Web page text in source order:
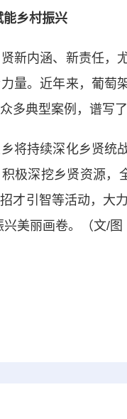
乡村振兴
内涵、新责任，尤
量。近年来，葡萄
多典型案例，谱写
持续深化乡贤统战
极深挖乡贤资源，
才引智等活动，大
美丽画卷。（文/图